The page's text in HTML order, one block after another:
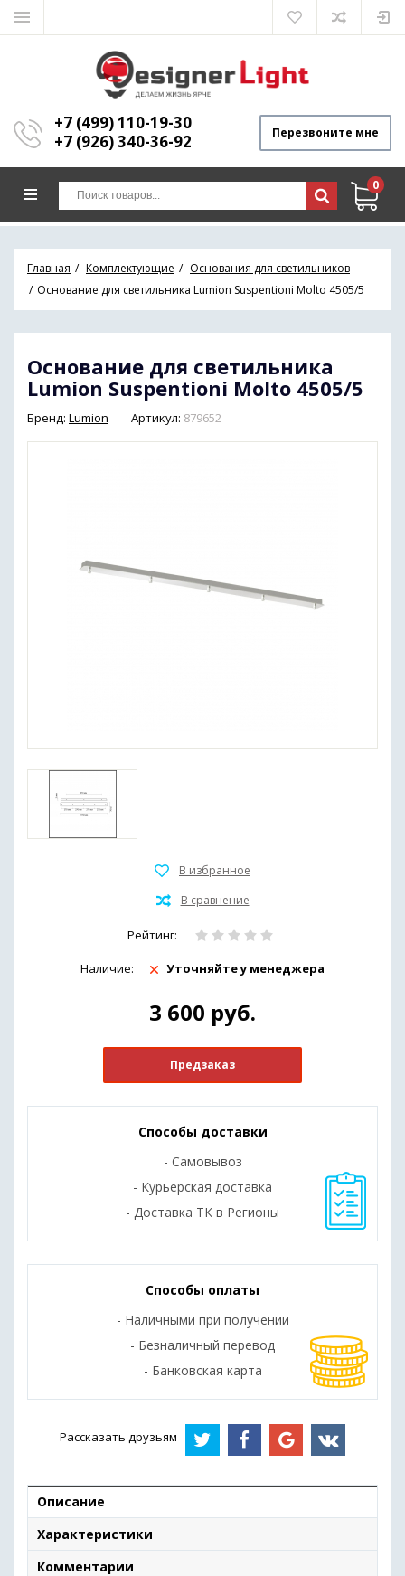
+7 (499) 110-19-30
+7 (926) 340-36-92
Перезвоните мне
0
Главная Комплектующие
Основания для светильников
Основание для светильника Lumion Suspentioni Molto 4505/5
Основание для светильника
Lumion Suspentioni Molto 4505/5
Бренд: Lumion Артикул: 879652
Рейтинг:
Наличие: Уточняйте у менеджера
3 600 руб.
Предзаказ
Способы доставки
- Самовывоз
- Курьерская доставка
- Доставка ТК в Регионы
Способы оплаты
- Наличными при получении
- Безналичный перевод
- Банковская карта
Рассказать друзьям
Описание
Характеристики
Комментарии